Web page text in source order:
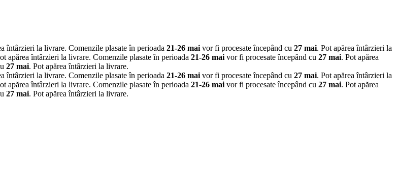
întârzieri la livrare. Comenzile plasate în perioada 21-26 mai vor fi procesate începând cu 27 mai. Pot apărea întârzieri la
apărea întârzieri la livrare. Comenzile plasate în perioada 21-26 mai vor fi procesate începând cu 27 mai. Pot apărea
27 mai. Pot apărea întârzieri la livrare.
întârzieri la livrare. Comenzile plasate în perioada 21-26 mai vor fi procesate începând cu 27 mai. Pot apărea întârzieri la
apărea întârzieri la livrare. Comenzile plasate în perioada 21-26 mai vor fi procesate începând cu 27 mai. Pot apărea
27 mai. Pot apărea întârzieri la livrare.